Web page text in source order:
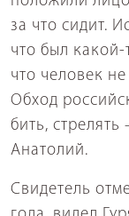
за что сидит.
что был
что человек
Обход
бить, стрелять
Анатолий.
Свидетель